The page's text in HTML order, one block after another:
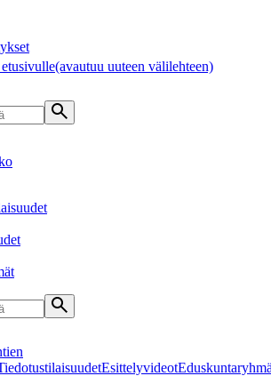
(avautuu uuteen välilehteen)
Esittelyvideot